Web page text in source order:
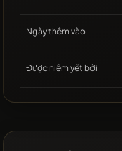
Ngày thêm vào
Được niêm yết bởi